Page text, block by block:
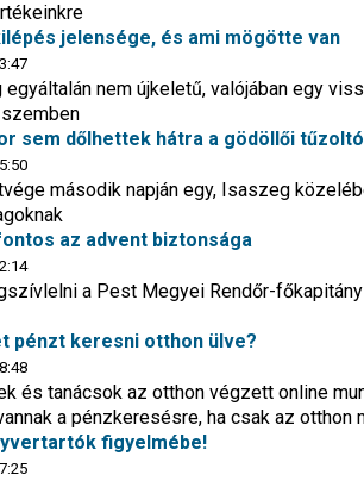
jelensége, és ami mögötte van
egyáltalán nem újkeletű, valójában egy
sem dőlhettek hátra a gödöllői
második napján egy, Isaszeg
az advent biztonsága
a Pest Megyei Rendőr-
pénzt keresni otthon ülve?
és tanácsok az otthon végzett online
a pénzkeresésre, ha csak az
figyelmébe!